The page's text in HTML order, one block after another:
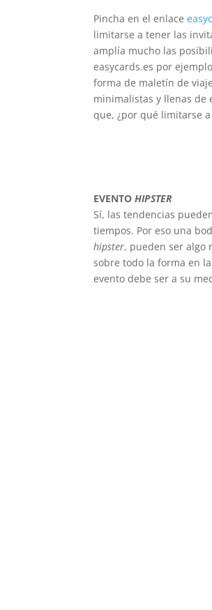
Pincha en el enlace
limitarse a tener las
amplía mucho las
easycards.es por
forma de maletín de
minimalistas y llenas de
que, ¿por qué limitarse
EVENTOHIPSTER
Sí, las tendencias
tiempos. Por eso una
hipster, pueden ser algo
sobre todo la forma en
evento debe ser a su